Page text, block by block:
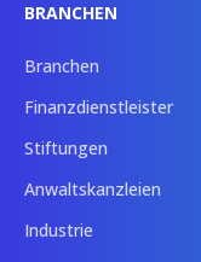
BRANCHEN
Branchen
Finanzdienstleister
Stiftungen
Anwaltskanzleien
Industrie